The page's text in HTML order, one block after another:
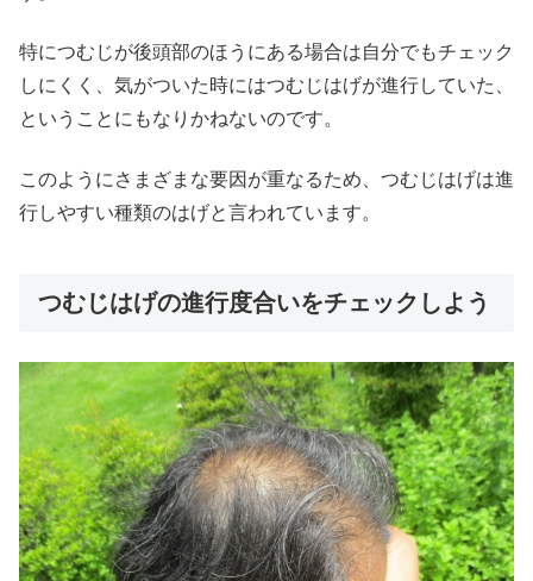
特につむじが後頭部のほうにある場合は自分でもチェック
しにくく、気がついた時にはつむじはげが進行していた、
ということにもなりかねないのです。
このようにさまざまな要因が重なるため、つむじはげは進
行しやすい種類のはげと言われています。
つむじはげの進行度合いをチェックしよう